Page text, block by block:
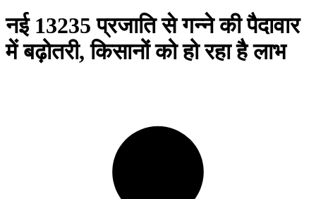
नई 13235 प्रजाति से गन्ने की पैदावार
में बढ़ोतरी, किसानों को हो रहा है लाभ